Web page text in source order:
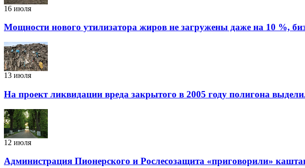
16 июля
Мощности нового утилизатора жиров не загружены даже на 10 %,
13 июля
На проект ликвидации вреда закрытого в 2005 году полигона
12 июля
Администрация Пионерского и Рослесозащита «приговорили»